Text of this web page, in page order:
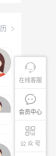
在线客服
会员中心
公 众 号